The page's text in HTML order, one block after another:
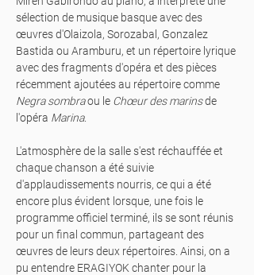
sélection de musique basque avec des
œuvres d'Olaizola, Sorozabal, Gonzalez
Bastida ou Aramburu, et un répertoire lyrique
avec des fragments d'opéra et des pièces
récemment ajoutées au répertoire comme
Negra sombraou le Chœur des marinsde
l'opéra Marina.
L'atmosphère de la salle s'est réchauffée et
chaque chanson a été suivie
d'applaudissements nourris, ce qui a été
encore plus évident lorsque, une fois le
programme officiel terminé, ils se sont réunis
pour un final commun, partageant des
œuvres de leurs deux répertoires. Ainsi, on a
pu entendre ERAGIYOK chanter pour la